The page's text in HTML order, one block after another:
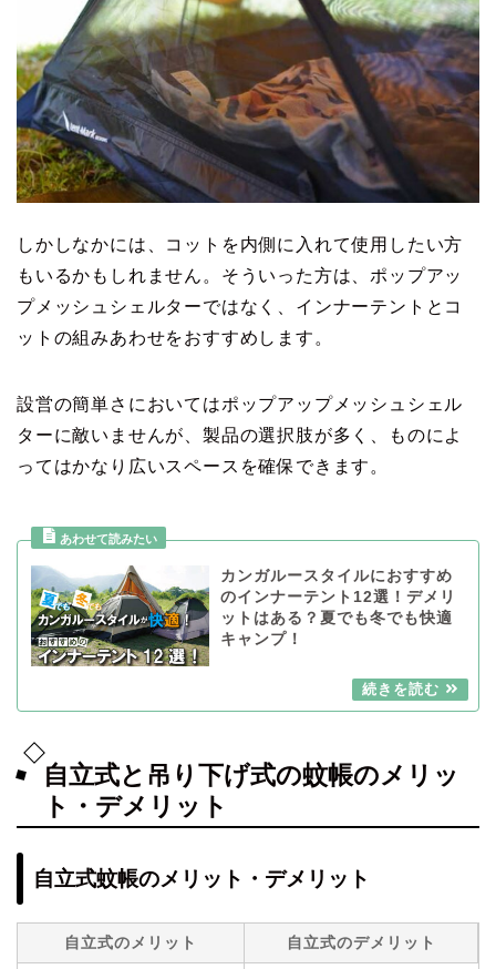
しかしなかには、コットを内側に入れて使用したい方
もいるかもしれません。そういった方は、ポップアッ
プメッシュシェルターではなく、インナーテントとコ
ットの組みあわせをおすすめします。
設営の簡単さにおいてはポップアップメッシュシェル
ターに敵いませんが、製品の選択肢が多く、ものによ
ってはかなり広いスペースを確保できます。
カンガルースタイルにおすすめ
のインナーテント12選！デメリ
ットはある？夏でも冬でも快適
キャンプ！
自立式と吊り下げ式の蚊帳のメリッ
ト・デメリット
自立式蚊帳のメリット・デメリット
自立式のメリット 自立式のデメリット